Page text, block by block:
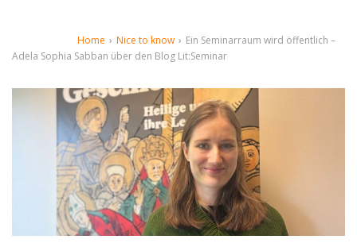
Home › Nice to know › Ein Seminarraum wird öffentlich –
Adela Sophia Sabban über den Blog Lit:Seminar